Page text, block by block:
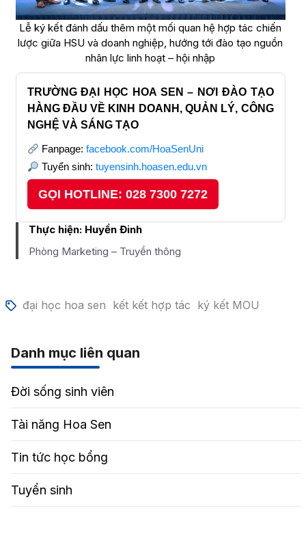
Lễ ký kết đánh dấu thêm một mối quan hệ hợp tác chiến
lược giữa HSU và doanh nghiệp, hướng tới đào tạo nguồn
nhân lực linh hoạt – hội nhập
TRƯỜNG ĐẠI HỌC HOA SEN – NƠI ĐÀO TẠO
HÀNG ĐẦU VỀ KINH DOANH, QUẢN LÝ, CÔNG
NGHỆ VÀ SÁNG TẠO
Fanpage: facebook.com/HoaSenUni
Tuyển sinh: tuyensinh.hoasen.edu.vn
GỌI HOTLINE: 028 7300 7272
Thực hiện: Huyền Đinh
Phòng Marketing – Truyền thông
đại học hoa sen kết kết hợp tác ký kết MOU
Danh mục liên quan
Đời sống sinh viên
Tài năng Hoa Sen
Tin tức học bổng
Tuyển sinh